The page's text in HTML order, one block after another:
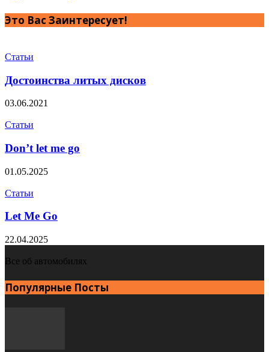
Это Вас Заинтересует!
Статьи
Достоинства литых дисков
03.06.2021
Статьи
Don’t let me go
01.05.2025
Статьи
Let Me Go
22.04.2025
Все об автомобилях
Популярные Посты